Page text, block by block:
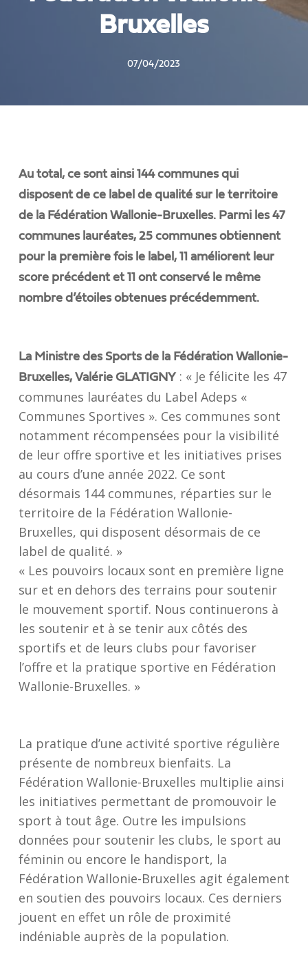
Bruxelles
07/04/2023
Au total, ce sont ainsi 144 communes qui
disposent de ce label de qualité sur le territoire
de la Fédération Wallonie-Bruxelles. Parmi les 47
communes lauréates, 25 communes obtiennent
pour la première fois le label, 11 améliorent leur
score précédent et 11 ont conservé le même
nombre d’étoiles obtenues précédemment.
La Ministre des Sports de la Fédération Wallonie-
Bruxelles, Valérie GLATIGNY: « Je félicite les 47
communes lauréates du Label Adeps «
Communes Sportives ». Ces communes sont
notamment récompensées pour la visibilité
de leur offre sportive et les initiatives prises
au cours d’une année 2022. Ce sont
désormais 144 communes, réparties sur le
territoire de la Fédération Wallonie-
Bruxelles, qui disposent désormais de ce
label de qualité. »
« Les pouvoirs locaux sont en première ligne
sur et en dehors des terrains pour soutenir
le mouvement sportif. Nous continuerons à
les soutenir et à se tenir aux côtés des
sportifs et de leurs clubs pour favoriser
l’offre et la pratique sportive en Fédération
Wallonie-Bruxelles. »
La pratique d’une activité sportive régulière
présente de nombreux bienfaits. La
Fédération Wallonie-Bruxelles multiplie ainsi
les initiatives permettant de promouvoir le
sport à tout âge. Outre les impulsions
données pour soutenir les clubs, le sport au
féminin ou encore le handisport, la
Fédération Wallonie-Bruxelles agit également
en soutien des pouvoirs locaux. Ces derniers
jouent en effet un rôle de proximité
indéniable auprès de la population.